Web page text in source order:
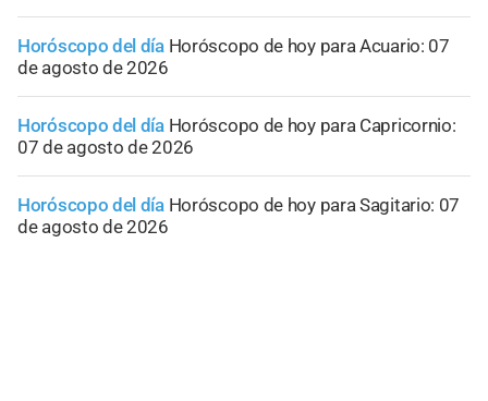
Horóscopo del día Horóscopo de hoy para Acuario: 07
de agosto de 2026
Horóscopo del día Horóscopo de hoy para Capricornio:
07 de agosto de 2026
Horóscopo del día Horóscopo de hoy para Sagitario: 07
de agosto de 2026